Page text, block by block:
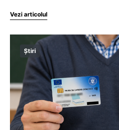
Vezi articolul
Știri